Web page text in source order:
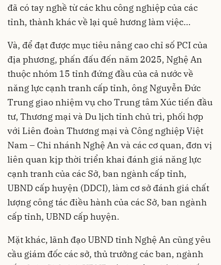
đã có tay nghề từ các khu công nghiệp của các
tỉnh, thành khác về lại quê hương làm việc…
Và, để đạt được mục tiêu nâng cao chỉ số PCI của
địa phương, phấn đấu đến năm 2025, Nghệ An
thuộc nhóm 15 tỉnh đứng đầu của cả nước về
năng lực cạnh tranh cấp tỉnh, ông Nguyễn Đức
Trung giao nhiệm vụ cho Trung tâm Xúc tiến đầu
tư, Thương mại và Du lịch tỉnh chủ trì, phối hợp
với Liên đoàn Thương mại và Công nghiệp Việt
Nam – Chi nhánh Nghệ An và các cơ quan, đơn vị
liên quan kịp thời triển khai đánh giá năng lực
cạnh tranh của các Sở, ban ngành cấp tỉnh,
UBND cấp huyện (DDCI), làm cơ sở đánh giá chất
lượng công tác điều hành của các Sở, ban ngành
cấp tỉnh, UBND cấp huyện.
Mặt khác, lãnh đạo UBND tỉnh Nghệ An cũng yêu
cầu giám đốc các sở, thủ trưởng các ban, ngành